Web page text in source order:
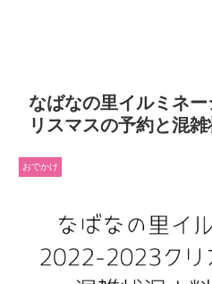
なばなの里イルミネ
リスマスの予約と混
おでかけ